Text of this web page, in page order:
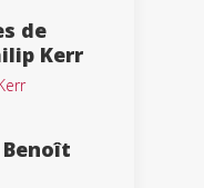
de
Kerr
Benoît